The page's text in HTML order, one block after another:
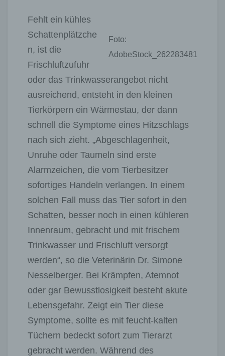
Foto:
AdobeStock_262283481
Fehlt ein kühles
Schattenplätzche
n, ist die
Frischluftzufuhr
oder das Trinkwasserangebot nicht
ausreichend, entsteht in den kleinen
Tierkörpern ein Wärmestau, der dann
schnell die Symptome eines Hitzschlags
nach sich zieht. „Abgeschlagenheit,
Unruhe oder Taumeln sind erste
Alarmzeichen, die vom Tierbesitzer
sofortiges Handeln verlangen. In einem
solchen Fall muss das Tier sofort in den
Schatten, besser noch in einen kühleren
Innenraum, gebracht und mit frischem
Trinkwasser und Frischluft versorgt
werden“, so die Veterinärin Dr. Simone
Nesselberger. Bei Krämpfen, Atemnot
oder gar Bewusstlosigkeit besteht akute
Lebensgefahr. Zeigt ein Tier diese
Symptome, sollte es mit feucht-kalten
Tüchern bedeckt sofort zum Tierarzt
gebracht werden. Während des